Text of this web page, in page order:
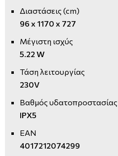
Διαστάσεις (cm)
96 x 1170 x 727
Μέγιστη ισχύς
5.22 W
Τάση λειτουργίας
230V
Βαθμός υδατοπροστασίας
IPX5
EAN
4017212074299